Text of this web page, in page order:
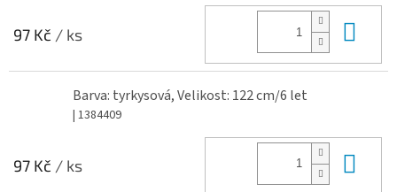
97 Kč / ks
Barva: tyrkysová, Velikost: 122 cm/6 let
| 1384409
97 Kč / ks